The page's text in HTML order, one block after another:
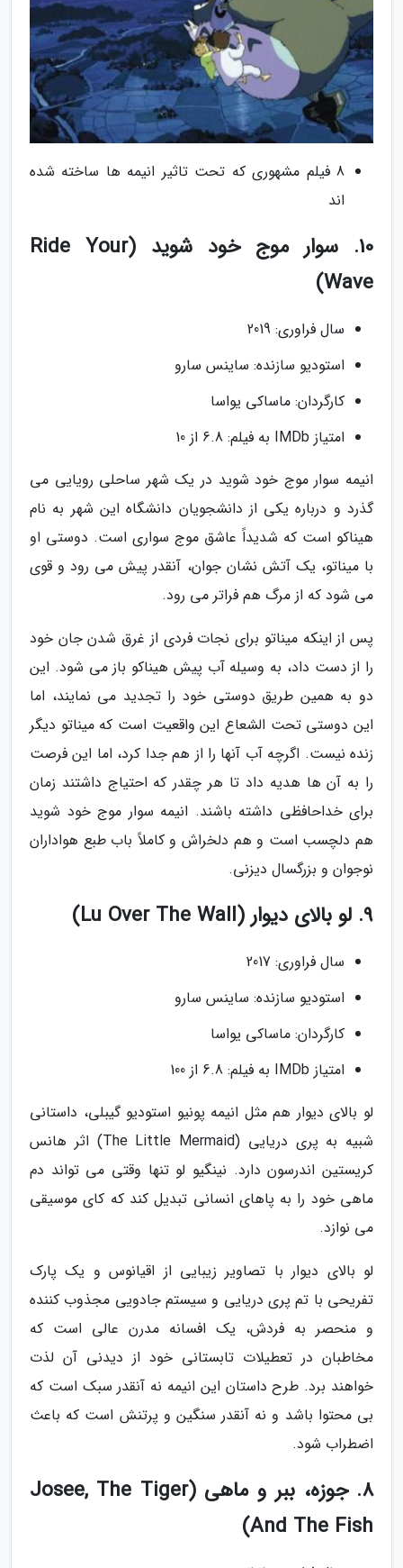
8 فیلم مشهوری که تحت تاثیر انیمه ها ساخته شده
اند
10. سوار موج خود شوید (Ride Your
Wave)
سال فراوری: 2019
استودیو سازنده: ساینس سارو
کارگردان: ماساکی یواسا
امتیاز IMDb به فیلم: 6.8 از 10
انیمه سوار موج خود شوید در یک شهر ساحلی رویایی می
گذرد و درباره یکی از دانشجویان دانشگاه این شهر به نام
هیناکو است که شدیداً عاشق موج سواری است. دوستی او
با میناتو، یک آتش نشان جوان، آنقدر پیش می رود و قوی
می شود که از مرگ هم فراتر می رود.
پس از اینکه میناتو برای نجات فردی از غرق شدن جان خود
را از دست داد، به وسیله آب پیش هیناکو باز می شود. این
دو به همین طریق دوستی خود را تجدید می نمایند، اما
این دوستی تحت الشعاع این واقعیت است که میناتو دیگر
زنده نیست. اگرچه آب آنها را از هم جدا کرد، اما این فرصت
را به آن ها هدیه داد تا هر چقدر که احتیاج داشتند زمان
برای خداحافظی داشته باشند. انیمه سوار موج خود شوید
هم دلچسب است و هم دلخراش و کاملاً باب طبع هواداران
نوجوان و بزرگسال دیزنی.
9. لو بالای دیوار (Lu Over The Wall)
سال فراوری: 2017
استودیو سازنده: ساینس سارو
کارگردان: ماساکی یواسا
امتیاز IMDb به فیلم: 6.8 از 100
لو بالای دیوار هم مثل انیمه پونیو استودیو گیبلی، داستانی
شبیه به پری دریایی (The Little Mermaid) اثر هانس
کریستین اندرسون دارد. نینگیو لو تنها وقتی می تواند دم
ماهی خود را به پاهای انسانی تبدیل کند که کای موسیقی
می نوازد.
لو بالای دیوار با تصاویر زیبایی از اقیانوس و یک پارک
تفریحی با تم پری دریایی و سیستم جادویی مجذوب کننده
و منحصر به فردش، یک افسانه مدرن عالی است که
مخاطبان در تعطیلات تابستانی خود از دیدنی آن لذت
خواهند برد. طرح داستان این انیمه نه آنقدر سبک است که
بی محتوا باشد و نه آنقدر سنگین و پرتنش است که باعث
اضطراب شود.
8. جوزه، ببر و ماهی (Josee, The Tiger
And The Fish)